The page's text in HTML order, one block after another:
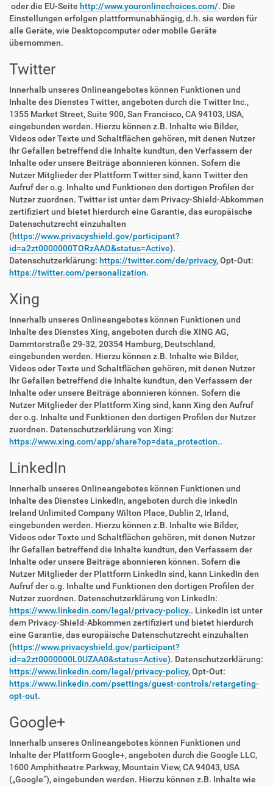
oder die EU-Seite http://www.youronlinechoices.com/. Die
Einstellungen erfolgen plattformunabhängig, d.h. sie werden für
alle Geräte, wie Desktopcomputer oder mobile Geräte
übernommen.
Twitter
Innerhalb unseres Onlineangebotes können Funktionen und
Inhalte des Dienstes Twitter, angeboten durch die Twitter Inc.,
1355 Market Street, Suite 900, San Francisco, CA 94103, USA,
eingebunden werden. Hierzu können z.B. Inhalte wie Bilder,
Videos oder Texte und Schaltflächen gehören, mit denen Nutzer
Ihr Gefallen betreffend die Inhalte kundtun, den Verfassern der
Inhalte oder unsere Beiträge abonnieren können. Sofern die
Nutzer Mitglieder der Plattform Twitter sind, kann Twitter den
Aufruf der o.g. Inhalte und Funktionen den dortigen Profilen der
Nutzer zuordnen. Twitter ist unter dem Privacy-Shield-Abkommen
zertifiziert und bietet hierdurch eine Garantie, das europäische
Datenschutzrecht einzuhalten
(https://www.privacyshield.gov/participant?
id=a2zt0000000TORzAAO&status=Active).
Datenschutzerklärung: https://twitter.com/de/privacy, Opt-Out:
https://twitter.com/personalization.
Xing
Innerhalb unseres Onlineangebotes können Funktionen und
Inhalte des Dienstes Xing, angeboten durch die XING AG,
Dammtorstraße 29-32, 20354 Hamburg, Deutschland,
eingebunden werden. Hierzu können z.B. Inhalte wie Bilder,
Videos oder Texte und Schaltflächen gehören, mit denen Nutzer
Ihr Gefallen betreffend die Inhalte kundtun, den Verfassern der
Inhalte oder unsere Beiträge abonnieren können. Sofern die
Nutzer Mitglieder der Plattform Xing sind, kann Xing den Aufruf
der o.g. Inhalte und Funktionen den dortigen Profilen der Nutzer
zuordnen. Datenschutzerklärung von Xing:
https://www.xing.com/app/share?op=data_protection..
LinkedIn
Innerhalb unseres Onlineangebotes können Funktionen und
Inhalte des Dienstes LinkedIn, angeboten durch die inkedIn
Ireland Unlimited Company Wilton Place, Dublin 2, Irland,
eingebunden werden. Hierzu können z.B. Inhalte wie Bilder,
Videos oder Texte und Schaltflächen gehören, mit denen Nutzer
Ihr Gefallen betreffend die Inhalte kundtun, den Verfassern der
Inhalte oder unsere Beiträge abonnieren können. Sofern die
Nutzer Mitglieder der Plattform LinkedIn sind, kann LinkedIn den
Aufruf der o.g. Inhalte und Funktionen den dortigen Profilen der
Nutzer zuordnen. Datenschutzerklärung von LinkedIn:
https://www.linkedin.com/legal/privacy-policy.. LinkedIn ist unter
dem Privacy-Shield-Abkommen zertifiziert und bietet hierdurch
eine Garantie, das europäische Datenschutzrecht einzuhalten
(https://www.privacyshield.gov/participant?
id=a2zt0000000L0UZAA0&status=Active). Datenschutzerklärung:
https://www.linkedin.com/legal/privacy-policy, Opt-Out:
https://www.linkedin.com/psettings/guest-controls/retargeting-
opt-out.
Google+
Innerhalb unseres Onlineangebotes können Funktionen und
Inhalte der Plattform Google+, angeboten durch die Google LLC,
1600 Amphitheatre Parkway, Mountain View, CA 94043, USA
(„Google“), eingebunden werden. Hierzu können z.B. Inhalte wie